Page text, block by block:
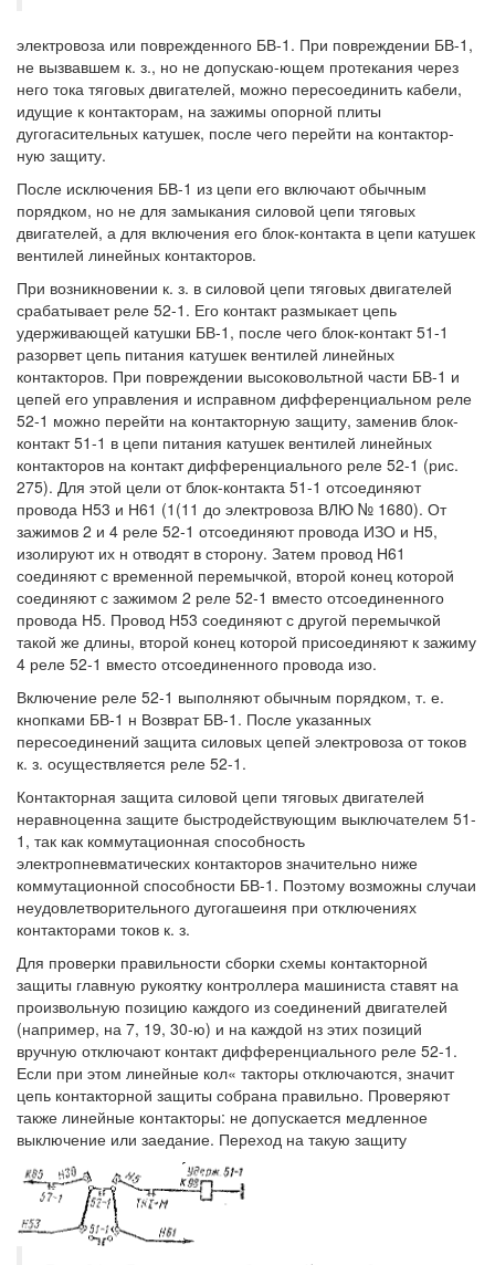
электровоза или поврежденного БВ-1. При повреждении БВ-1,
не вызвавшем к. з., но не допускаю-ющем протекания через
него тока тяговых двигателей, можно пересоединить кабели,
идущие к контакторам, на зажимы опорной плиты
дугогасительных катушек, после чего перейти на контактор-
ную защиту.
После исключения БВ-1 из цепи его включают обычным
порядком, но не для замыкания силовой цепи тяговых
двигателей, а для включения его блок-контакта в цепи катушек
вентилей линейных контакторов.
При возникновении к. з. в силовой цепи тяговых двигателей
срабатывает реле 52-1. Его контакт размыкает цепь
удерживающей катушки БВ-1, после чего блок-контакт 51-1
разорвет цепь питания катушек вентилей линейных
контакторов. При повреждении высоковольтной части БВ-1 и
цепей его управления и исправном дифференциальном реле
52-1 можно перейти на контакторную защиту, заменив блок-
контакт 51-1 в цепи питания катушек вентилей линейных
контакторов на контакт дифференциального реле 52-1 (рис.
275). Для этой цели от блок-контакта 51-1 отсоединяют
провода Н53 и Н61 (1(11 до электровоза ВЛЮ № 1680). От
зажимов 2 и 4 реле 52-1 отсоединяют провода ИЗО и Н5,
изолируют их н отводят в сторону. Затем провод Н61
соединяют с временной перемычкой, второй конец которой
соединяют с зажимом 2 реле 52-1 вместо отсоединенного
провода Н5. Провод Н53 соединяют с другой перемычкой
такой же длины, второй конец которой присоединяют к зажиму
4 реле 52-1 вместо отсоединенного провода изо.
Включение реле 52-1 выполняют обычным порядком, т. е.
кнопками БВ-1 н Возврат БВ-1. После указанных
пересоединений защита силовых цепей электровоза от токов
к. з. осуществляется реле 52-1.
Контакторная защита силовой цепи тяговых двигателей
неравноценна защите быстродействующим выключателем 51-
1, так как коммутационная способность
электропневматических контакторов значительно ниже
коммутационной способности БВ-1. Поэтому возможны случаи
неудовлетворительного дугогашеиня при отключениях
контакторами токов к. з.
Для проверки правильности сборки схемы контакторной
защиты главную рукоятку контроллера машиниста ставят на
произвольную позицию каждого из соединений двигателей
(например, на 7, 19, 30-ю) и на каждой нз этих позиций
вручную отключают контакт дифференциального реле 52-1.
Если при этом линейные кол« такторы отключаются, значит
цепь контакторной защиты собрана правильно. Проверяют
также линейные контакторы: не допускается медленное
выключение или заедание. Переход на такую защиту